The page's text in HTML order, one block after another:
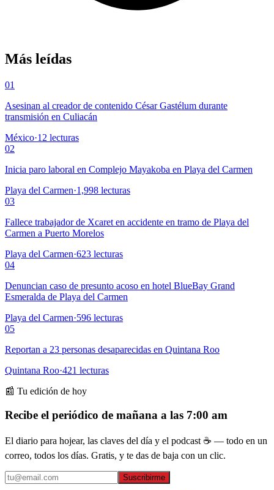
Más leídas
01
Asesinan al creador de contenido César Gastélum durante
transmisión en Culiacán
México·12 lecturas
02
Inicia paro laboral en Complejo Mayakoba en Playa del Carmen
Playa del Carmen·1,998 lecturas
03
Fallece trabajador de Xcaret en accidente en tramo de Playa del
Carmen a Puerto Morelos
Playa del Carmen·623 lecturas
04
Denuncian caso de presunto acoso en hotel BlueBay Grand
Esmeralda de Playa del Carmen
Playa del Carmen·596 lecturas
05
Reportan a 23 personas desaparecidas en Quintana Roo
Quintana Roo·421 lecturas
📰 Tu edición de hoy
Recibe el periódico de mañana a las 7:00 am
El diario para hojear, las claves del día y el podcast ☕ — todo en un
correo, todos los días. Gratis, y te das de baja con un clic.
Suscribirme